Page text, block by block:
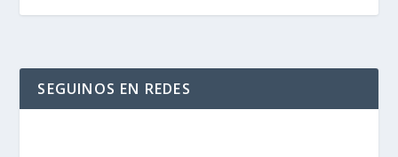
SEGUINOS EN REDES